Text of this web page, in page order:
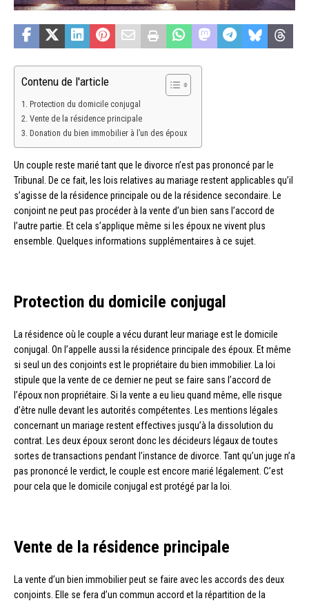
Contenu de l'article
Protection du domicile conjugal
Vente de la résidence principale
Donation du bien immobilier à l’un des époux
Un couple reste marié tant que le divorce n’est pas prononcé par le
Tribunal. De ce fait, les lois relatives au mariage restent applicables qu’il
s’agisse de la résidence principale ou de la résidence secondaire. Le
conjoint ne peut pas procéder à la vente d’un bien sans l’accord de
l’autre partie. Et cela s’applique même si les époux ne vivent plus
ensemble. Quelques informations supplémentaires à ce sujet.
Protection du domicile conjugal
La résidence où le couple a vécu durant leur mariage est le domicile
conjugal. On l’appelle aussi la résidence principale des époux. Et même
si seul un des conjoints est le propriétaire du bien immobilier. La loi
stipule que la vente de ce dernier ne peut se faire sans l’accord de
l’époux non propriétaire. Si la vente a eu lieu quand même, elle risque
d’être nulle devant les autorités compétentes. Les mentions légales
concernant un mariage restent effectives jusqu’à la dissolution du
contrat. Les deux époux seront donc les décideurs légaux de toutes
sortes de transactions pendant l’instance de divorce. Tant qu’un juge n’a
pas prononcé le verdict, le couple est encore marié légalement. C’est
pour cela que le domicile conjugal est protégé par la loi.
Vente de la résidence principale
La vente d’un bien immobilier peut se faire avec les accords des deux
conjoints. Elle se fera d’un commun accord et la répartition de la